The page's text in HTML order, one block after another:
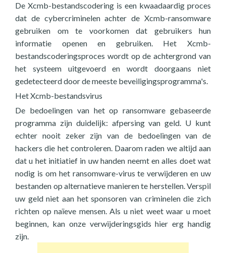
De Xcmb-bestandscodering is een kwaadaardig proces
dat de cybercriminelen achter de Xcmb-ransomware
gebruiken om te voorkomen dat gebruikers hun
informatie openen en gebruiken. Het Xcmb-
bestandscoderingsproces wordt op de achtergrond van
het systeem uitgevoerd en wordt doorgaans niet
gedetecteerd door de meeste beveiligingsprogramma's.
Het Xcmb-bestandsvirus
De bedoelingen van het op ransomware gebaseerde
programma zijn duidelijk: afpersing van geld. U kunt
echter nooit zeker zijn van de bedoelingen van de
hackers die het controleren. Daarom raden we altijd aan
dat u het initiatief in uw handen neemt en alles doet wat
nodig is om het ransomware-virus te verwijderen en uw
bestanden op alternatieve manieren te herstellen. Verspil
uw geld niet aan het sponsoren van criminelen die zich
richten op naïeve mensen. Als u niet weet waar u moet
beginnen, kan onze verwijderingsgids hier erg handig
zijn.